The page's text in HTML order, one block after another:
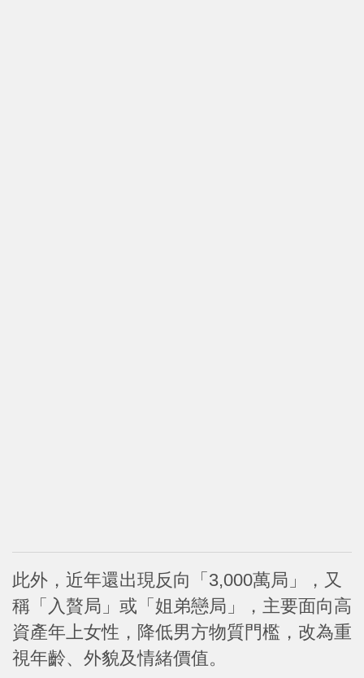
此外，近年還出現反向「3,000萬局」，又
稱「入贅局」或「姐弟戀局」，主要面向高
資產年上女性，降低男方物質門檻，改為重
視年齡、外貌及情緒價值。